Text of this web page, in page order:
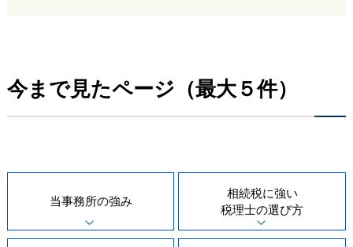
今まで見たページ（最大５件）
当事務所の強み
相続税に強い
税理士の選び方